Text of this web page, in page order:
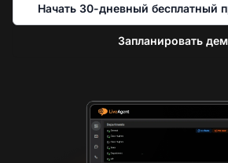
Начать 30-дневный бесплатный
Запланировать